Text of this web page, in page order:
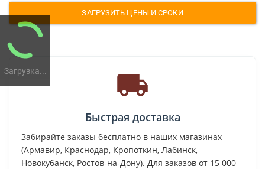
Загрузка...
ЗАГРУЗИТЬ ЦЕНЫ И СРОКИ
Быстрая доставка
Забирайте заказы бесплатно в наших магазинах
(Армавир, Краснодар, Кропоткин, Лабинск,
Новокубанск, Ростов-на-Дону). Для заказов от 15 000